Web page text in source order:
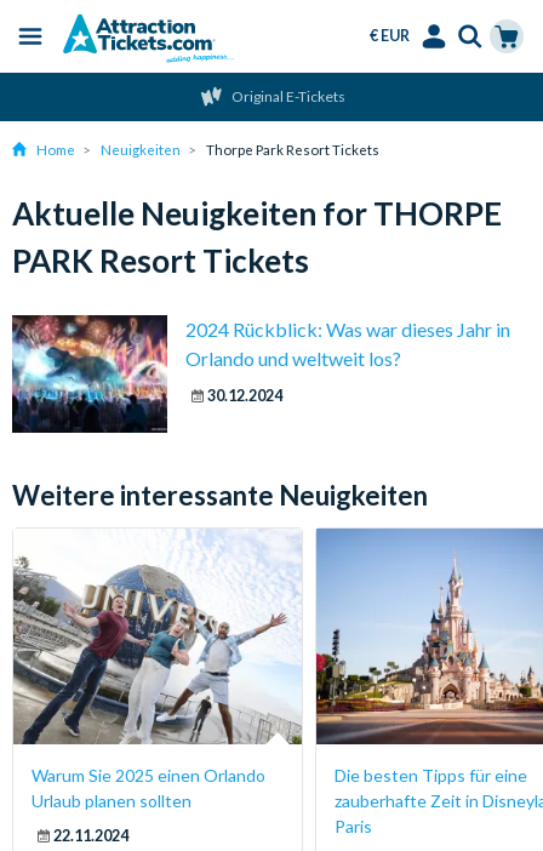
content
Menu
€ EUR
Original E-Tickets
Home Neuigkeiten Thorpe Park Resort Tickets
Aktuelle Neuigkeiten for THORPE
PARK Resort Tickets
2024 Rückblick: Was war dieses Jahr in
Orlando und weltweit los?
30.12.2024
Weitere interessante Neuigkeiten
Warum Sie 2025 einen Orlando
Urlaub planen sollten
22.11.2024
Die besten Tipps für eine
zauberhafte Zeit in
Paris